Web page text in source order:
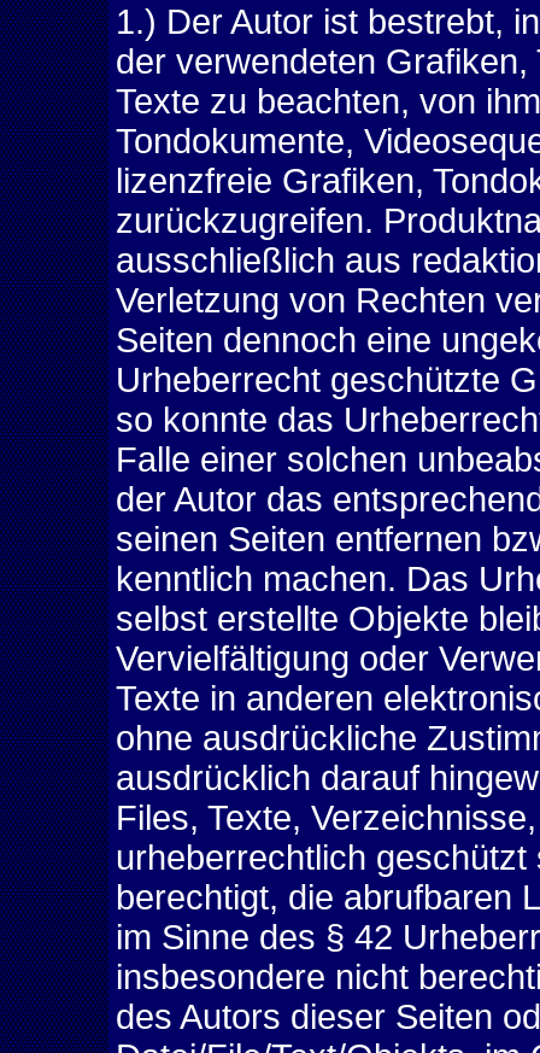
1.) Der Autor ist bestrebt,
der verwendeten
Texte zu beachten, von
Tondokumente,
lizenzfreie Grafiken,
zurückzugreifen.
ausschließlich aus
Verletzung von Rechten
Seiten dennoch eine
Urheberrecht geschützte
so konnte das
Falle einer solchen
der Autor das
seinen Seiten entfernen
kenntlich machen. Das
selbst erstellte Objekte
Vervielfältigung oder
Texte in anderen
ohne ausdrückliche
ausdrücklich darauf
Files, Texte,
urheberrechtlich
berechtigt, die abrufbaren
im Sinne des § 42
insbesondere nicht
des Autors dieser Seiten